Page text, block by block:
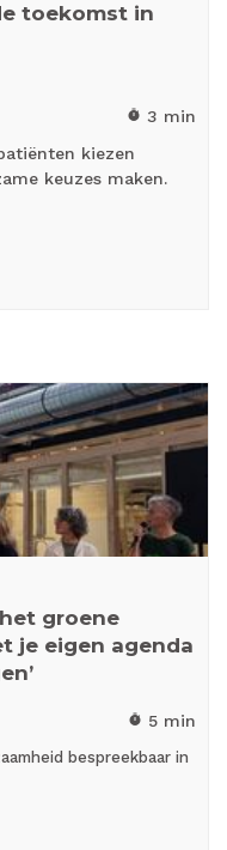
toekomst in
timer 3 min
kiezen
keuzes maken.
groene
je eigen agenda
timer 5 min
bespreekbaar in